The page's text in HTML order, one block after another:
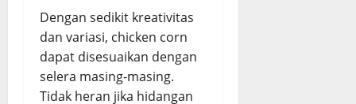
Dengan sedikit kreativitas
dan variasi, chicken corn
dapat disesuaikan dengan
selera masing-masing.
Tidak heran jika hidangan